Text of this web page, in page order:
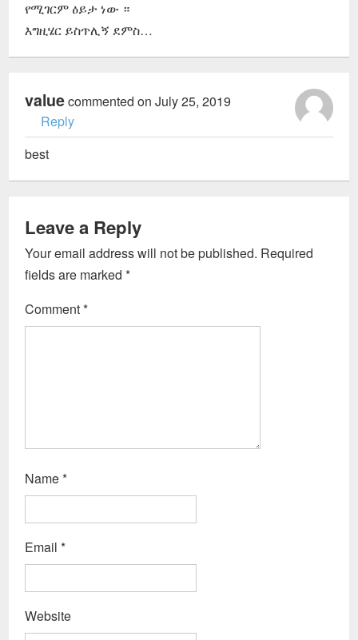
የሚገርም ዕይታ ነው ።
እግዚሄር ይስጥሊኝ ደምስ…
valuecommented on July 25, 2019
Reply
best
Leave a Reply
Your email address will not be published. Required
fields are marked*
Comment*
Name*
Email*
Website